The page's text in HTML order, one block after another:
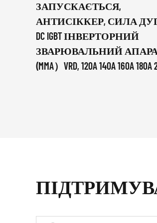
ЗАПУСКАЄТЬСЯ,
АНТИСІККЕР, СИЛА
DC IGBT ІНВЕРТОРНИЙ
ЗВАРЮВАЛЬНИЙ
(MMA）VRD, 120A 140A 160A 180A